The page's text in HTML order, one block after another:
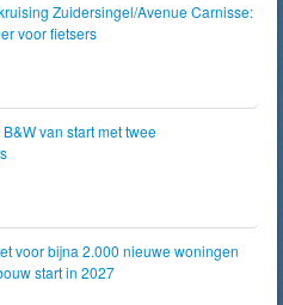
Zuidersingel/Avenue Carnisse:
voor fietsers
van start met twee
voor bijna 2.000 nieuwe woningen
start in 2027